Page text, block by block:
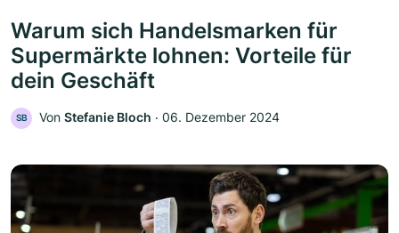
Warum sich Handelsmarken für
Supermärkte lohnen: Vorteile für
dein Geschäft
SB Von Stefanie Bloch ‧ 06. Dezember 2024